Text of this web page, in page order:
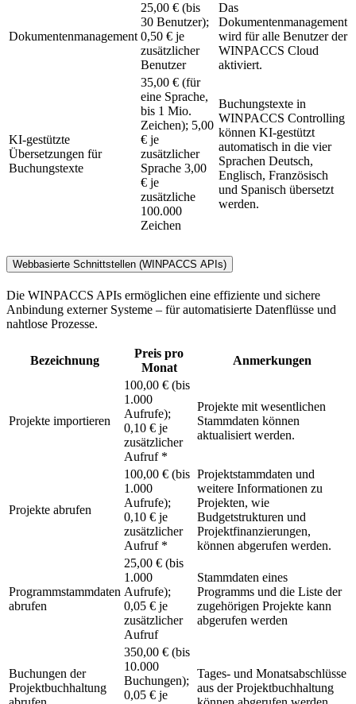
Dokumentenmanagement
25,00 € (bis
30 Benutzer);
0,50 € je
zusätzlicher
Benutzer
Das
Dokumentenmanagement
wird für alle Benutzer der
WINPACCS Cloud
aktiviert.
KI-gestützte
Übersetzungen für
Buchungstexte
35,00 € (für
eine Sprache,
bis 1 Mio.
Zeichen); 5,00
€ je
zusätzlicher
Sprache 3,00
€ je
zusätzliche
100.000
Zeichen
Buchungstexte in
WINPACCS Controlling
können KI-gestützt
automatisch in die vier
Sprachen Deutsch,
Englisch, Französisch
und Spanisch übersetzt
werden.
Webbasierte Schnittstellen (WINPACCS APIs)
Die WINPACCS APIs ermöglichen eine effiziente und sichere
Anbindung externer Systeme – für automatisierte Datenflüsse und
nahtlose Prozesse.
Bezeichnung
Preis pro
Monat
Anmerkungen
Projekte importieren
100,00 € (bis
1.000
Aufrufe);
0,10 € je
zusätzlicher
Aufruf *
Projekte mit wesentlichen
Stammdaten können
aktualisiert werden.
Projekte abrufen
100,00 € (bis
1.000
Aufrufe);
0,10 € je
zusätzlicher
Aufruf *
Projektstammdaten und
weitere Informationen zu
Projekten, wie
Budgetstrukturen und
Projektfinanzierungen,
können abgerufen werden.
Programmstammdaten
abrufen
25,00 € (bis
1.000
Aufrufe);
0,05 € je
zusätzlicher
Aufruf
Stammdaten eines
Programms und die Liste der
zugehörigen Projekte kann
abgerufen werden
Buchungen der
Projektbuchhaltung
350,00 € (bis
10.000
Buchungen);
0,05 € je
Tages- und Monatsabschlüsse
aus der Projektbuchhaltung